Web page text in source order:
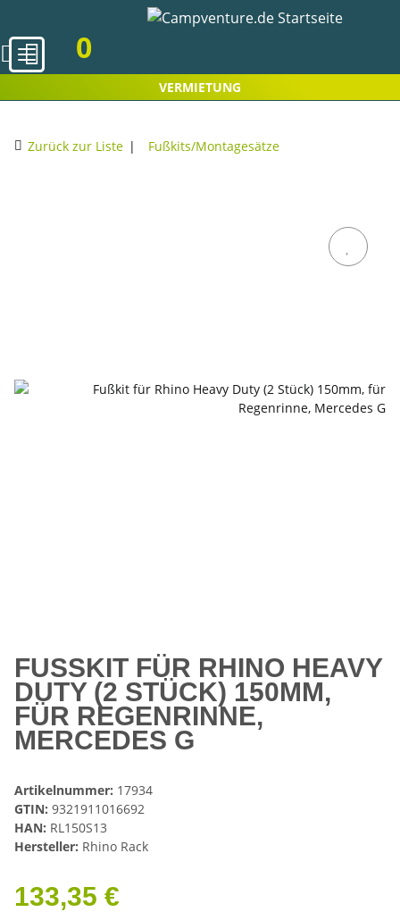
0
VERMIETUNG
Zurück zur Liste Fußkits/Montagesätze
FUSSKIT FÜR RHINO HEAVY D
UTY (2 STÜCK) 150MM, F
ÜR REGENRINNE, M
ERCEDES G
Artikelnummer: 17934
GTIN: 9321911016692
HAN: RL150S13
Hersteller: Rhino Rack
133,35 €